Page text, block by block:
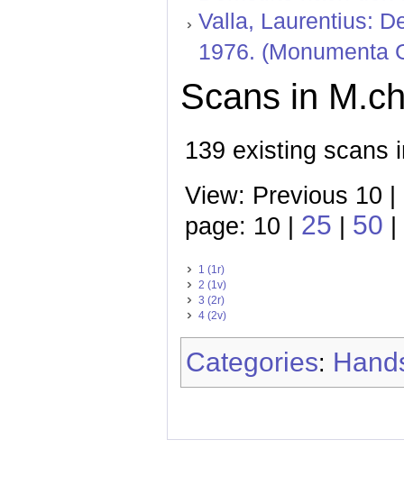
Valla, Laurentius:
1976. (Monumenta
Scans in
139 existing scans
View: Previous 10 |
page: 10 | 25 50
1 (1r)
2 (1v)
3 (2r)
4 (2v)
Categories: